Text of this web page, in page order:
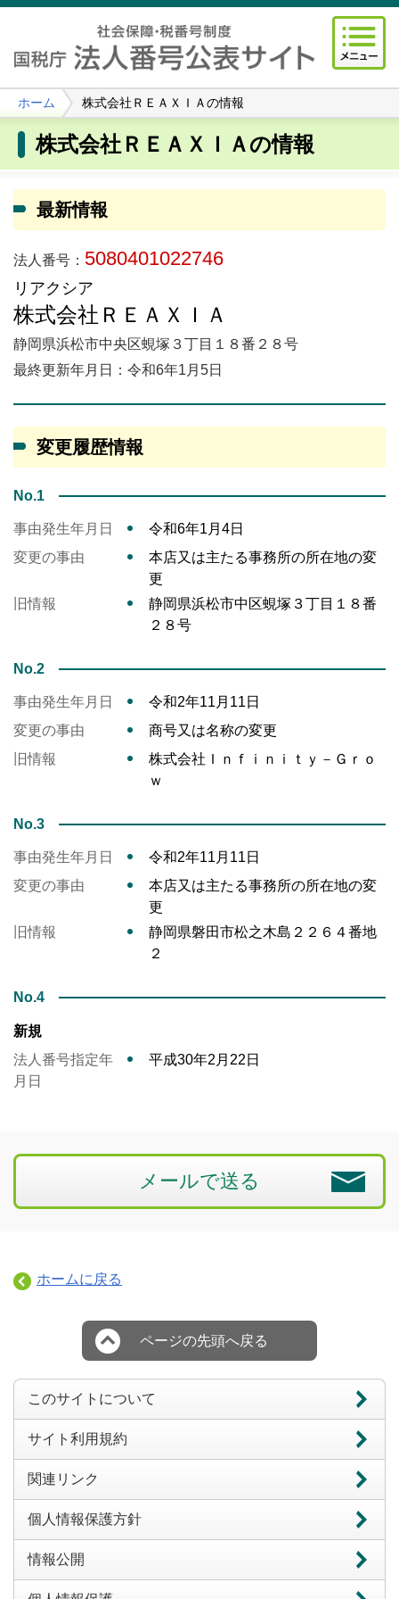
ホーム 株式会社ＲＥＡＸＩＡの情報
株式会社ＲＥＡＸＩＡの情報
最新情報
法人番号： 5080401022746
リアクシア
株式会社ＲＥＡＸＩＡ
静岡県浜松市中央区蜆塚３丁目１８番２８号
最終更新年月日：令和6年1月5日
変更履歴情報
No.1
事由発生年月日
令和6年1月4日
変更の事由
本店又は主たる事務所の所在地の変
更
旧情報
静岡県浜松市中区蜆塚３丁目１８番
２８号
No.2
事由発生年月日
令和2年11月11日
変更の事由
商号又は名称の変更
旧情報
株式会社Ｉｎｆｉｎｉｔｙ－Ｇｒｏ
ｗ
No.3
事由発生年月日
令和2年11月11日
変更の事由
本店又は主たる事務所の所在地の変
更
旧情報
静岡県磐田市松之木島２２６４番地
２
No.4
新規
法人番号指定年
月日
平成30年2月22日
メールで送る
ホームに戻る
ページの先頭へ戻る
このサイトについて
サイト利用規約
関連リンク
個人情報保護方針
情報公開